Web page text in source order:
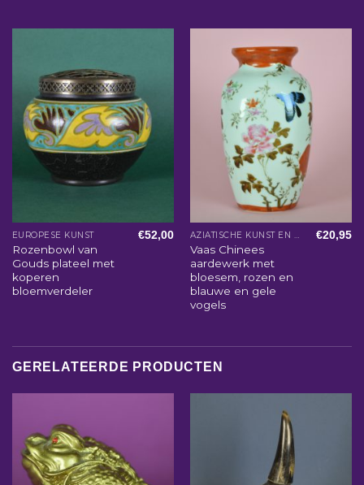
EUROPESE KUNST
Rozenbowl van
Gouds plateel met
koperen
bloemverdeler
€52,00 AZIATISCHE KUNST EN WOONACCESSOIRES
Vaas Chinees
aardewerk met
bloesem, rozen en
blauwe en gele
vogels
€20,95
GERELATEERDE PRODUCTEN